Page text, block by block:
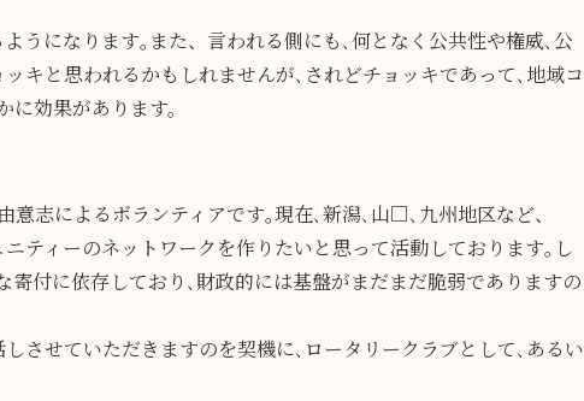
うになります｡また、言われる側にも､何となく公共性や権威､公
キと思われるかもしれませんが､されどチョッキであって､地域コ
効果があります。
志によるボランティアです｡現在､新潟､山□､九州地区など、
ティーのネットワークを作りたいと思って活動しております｡し
寄付に依存しており､財政的には基盤がまだまだ脆弱でありますの
させていただきますのを契機に､ロータリークラブとして､あるい